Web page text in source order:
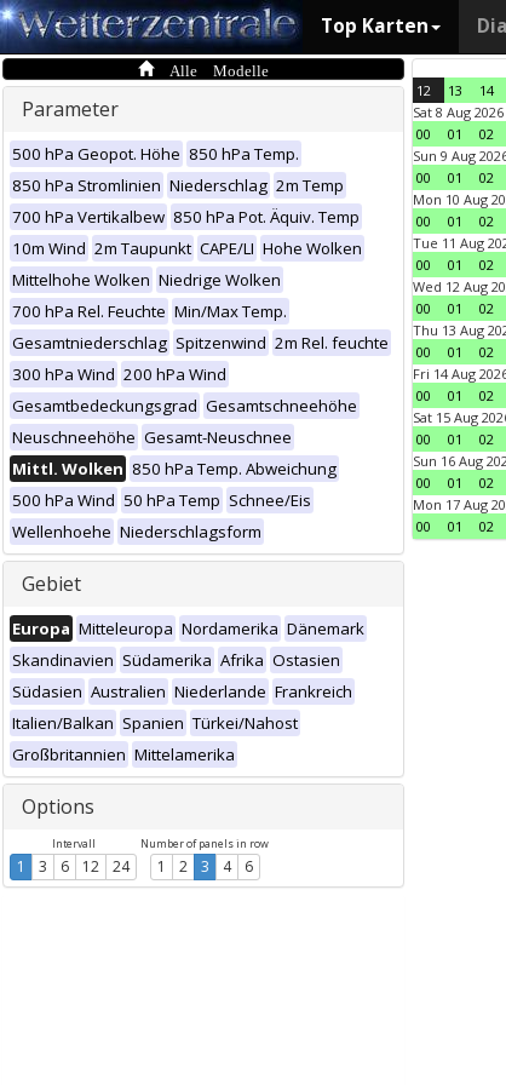
Top Karten
Alle Modelle
Parameter
500 hPa Geopot. Höhe 850 hPa Temp.
850 hPa Stromlinien Niederschlag 2m Temp
700 hPa Vertikalbew 850 hPa Pot. Äquiv. Temp
10m Wind 2m Taupunkt CAPE/LI Hohe Wolken
Mittelhohe Wolken Niedrige Wolken
700 hPa Rel. Feuchte Min/Max Temp.
Gesamtniederschlag Spitzenwind 2m Rel. feuchte
300 hPa Wind 200 hPa Wind
Gesamtbedeckungsgrad Gesamtschneehöhe
Neuschneehöhe Gesamt-Neuschnee
Mittl. Wolken 850 hPa Temp. Abweichung
500 hPa Wind 50 hPa Temp Schnee/Eis
Wellenhoehe Niederschlagsform
Gebiet
Europa Mitteleuropa Nordamerika Dänemark
Skandinavien Südamerika Afrika Ostasien
Südasien Australien Niederlande Frankreich
Italien/Balkan Spanien Türkei/Nahost
Großbritannien Mittelamerika
Options
Intervall
1 3 6 12 24
Number of panels in row
1 2 3 4 6
12 13 14
Sat 8 Aug 2026
00
01 02
Sun 9 Aug
00
01 02
Mon 10 Aug
00
01 02
Tue 11 Aug
00
01 02
Wed 12 Aug
00
01 02
Thu 13 Aug
00
01 02
Fri 14 Aug
00
01 02
Sat 15 Aug
00
01 02
Sun 16 Aug
00
01 02
Mon 17 Aug
00
01 02